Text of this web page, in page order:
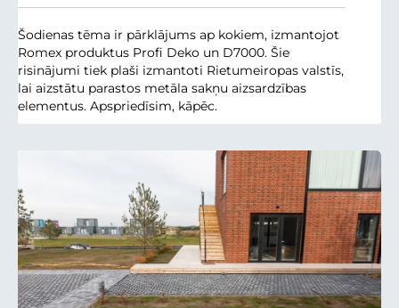
Šodienas tēma ir pārklājums ap kokiem, izmantojot
Romex produktus Profi Deko un D7000. Šie
risinājumi tiek plaši izmantoti Rietumeiropas valstīs,
lai aizstātu parastos metāla sakņu aizsardzības
elementus. Apspriedīsim, kāpēc.